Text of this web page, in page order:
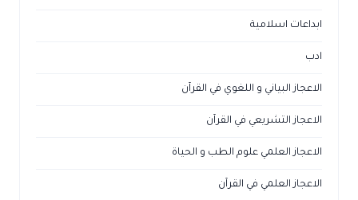
ابداعات اسلامية
ادب
الاعجاز البياني و اللغوي في القرآن
الاعجاز التشريعي في القرآن
الاعجاز العلمي علوم الطب و الحياة
الاعجاز العلمي في القرآن